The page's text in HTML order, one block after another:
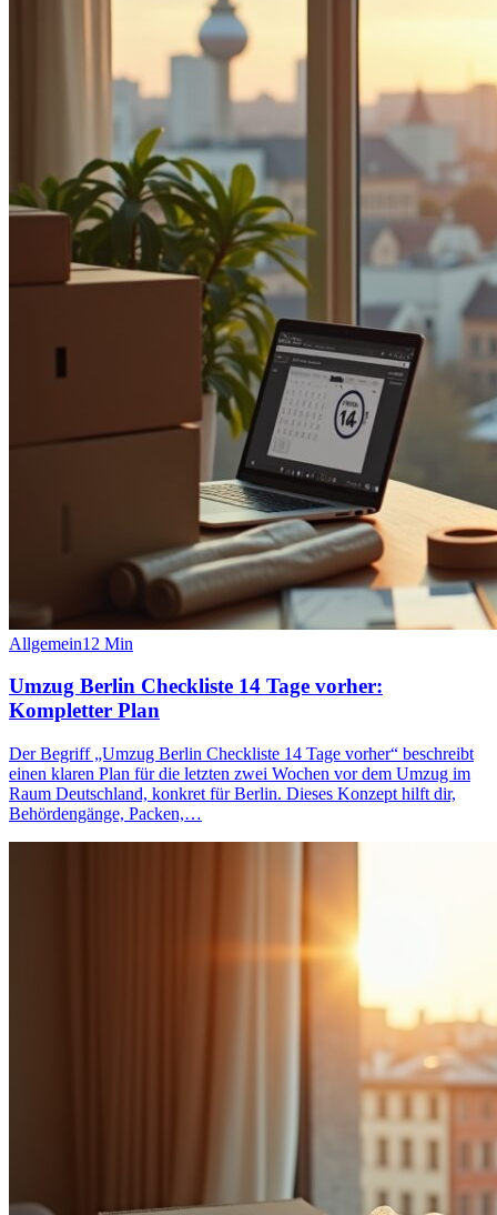
Allgemein12 Min
Umzug Berlin Checkliste 14 Tage vorher:
Kompletter Plan
Der Begriff „Umzug Berlin Checkliste 14 Tage vorher“ beschreibt
einen klaren Plan für die letzten zwei Wochen vor dem Umzug im
Raum Deutschland, konkret für Berlin. Dieses Konzept hilft dir,
Behördengänge, Packen,…